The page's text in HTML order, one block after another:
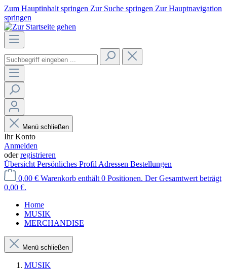
Zum Hauptinhalt springen Zur Suche springen Zur Hauptnavigation
springen
Menü schließen
Ihr Konto
Anmelden
oderregistrieren
Übersicht Persönliches Profil Adressen Bestellungen
0,00 € Warenkorb enthält 0 Positionen. Der Gesamtwert beträgt
0,00 €.
Home
MUSIK
MERCHANDISE
Menü schließen
MUSIK